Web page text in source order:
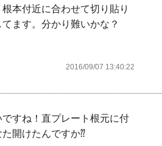
根本付近に合わせて切り貼り
ます。分かり難いかな？
2016/09/07 13:40:22
ですね！直プレート根元に付
た開けたんですか⁇